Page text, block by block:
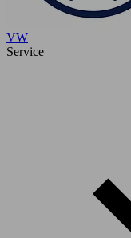
VW
Service